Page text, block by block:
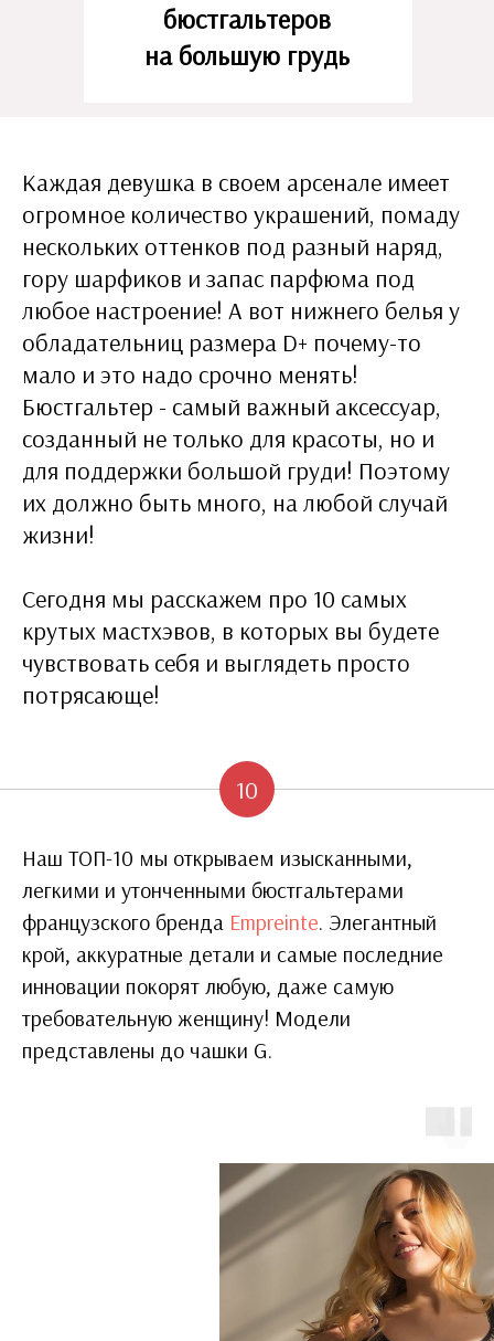
бюстгальтеров
на большую грудь
Каждая девушка в своем арсенале имеет
огромное количество украшений, помаду
нескольких оттенков под разный наряд,
гору шарфиков и запас парфюма под
любое настроение! А вот нижнего белья у
обладательниц размера D+ почему-то
мало и это надо срочно менять!
Бюстгальтер - самый важный аксессуар,
созданный не только для красоты, но и
для поддержки большой груди! Поэтому
их должно быть много, на любой случай
жизни!
Сегодня мы расскажем про 10 самых
крутых мастхэвов, в которых вы будете
чувствовать себя и выглядеть просто
потрясающе!
10
Наш ТОП-10 мы открываем изысканными,
легкими и утонченными бюстгальтерами
французского бренда Empreinte. Элегантный
крой, аккуратные детали и самые последние
инновации покорят любую, даже самую
требовательную женщину! Модели
представлены до чашки G.